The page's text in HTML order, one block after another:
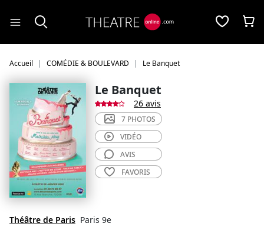
Accueil COMÉDIE & BOULEVARD Le Banquet
Le Banquet
26 avis
Théâtre de Paris Paris 9e
7 PHOTOS
VIDÉO
AVIS
FAVORIS